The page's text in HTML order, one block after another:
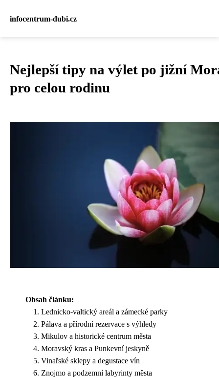
infocentrum-dubi.cz
Nejlepší tipy na výlet po jižní
pro celou rodinu
Obsah článku:
Lednicko-valtický areál a zámecké parky
Pálava a přírodní rezervace s výhledy
Mikulov a historické centrum města
Moravský kras a Punkevní jeskyně
Vinařské sklepy a degustace vín
Znojmo a podzemní labyrinty města